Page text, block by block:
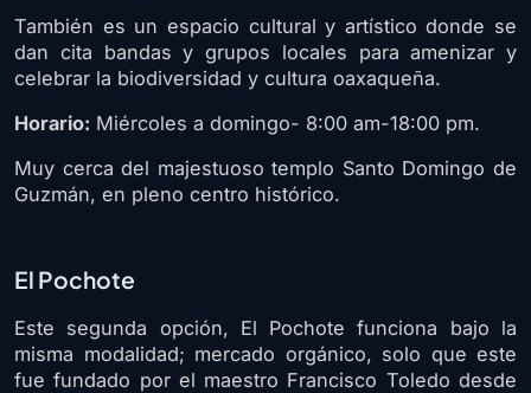
También es un espacio cultural y artístico donde se
dan cita bandas y grupos locales para amenizar y
celebrar la biodiversidad y cultura oaxaqueña.
Horario: Miércoles a domingo- 8:00 am-18:00 pm.
Muy cerca del majestuoso templo Santo Domingo de
Guzmán, en pleno centro histórico.
El Pochote
Este segunda opción, El Pochote funciona bajo la
misma modalidad; mercado orgánico, solo que este
fue fundado por el maestro Francisco Toledo desde